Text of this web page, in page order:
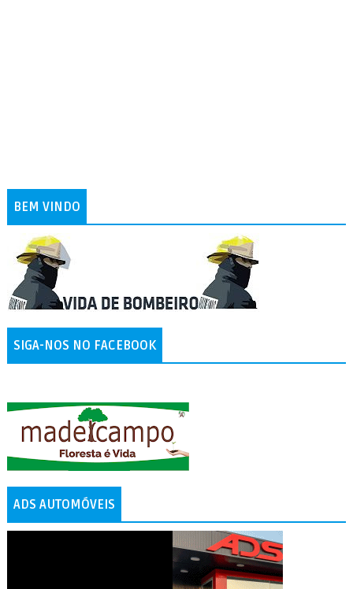
BEM VINDO
SIGA-NOS NO FACEBOOK
ADS AUTOMÓVEIS